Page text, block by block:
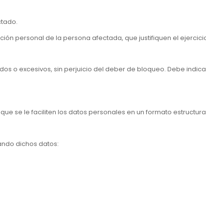
personal de la persona afectada, que justifiquen el
o excesivos, sin perjuicio del deber de bloqueo. Debe
se le faciliten los datos personales en un formato
dichos datos: